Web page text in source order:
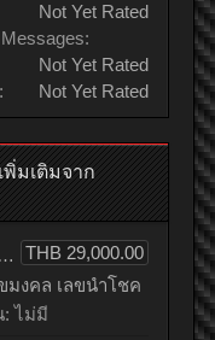
Not Yet Rated
Not Yet Rated
Not Yet Rated
มเติมจาก
THB 29,000.00
เลขทะเบียน - 5กษ 363 จังหวัด : กรุงเทพมหานคร
มงคล เลขนำโชค
: ไม่มี